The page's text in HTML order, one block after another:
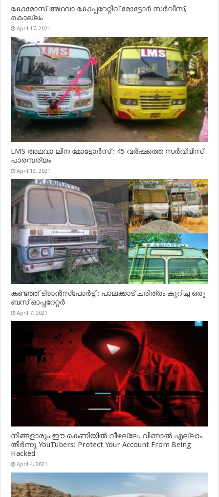
കോമോസ് അഥവാ കോപ്പറേറ്റിവ് മോട്ടോര്‍ സര്‍വീസ്,
കൊല്ലം
April 17, 2021
LMS അഥവാ ലീന മോട്ടോർസ് : 45 വർഷത്തെ സർവ്വീസ്
പാരമ്പര്യം
April 13, 2021
കണ്ടത്ത് ട്രാൻസ്‌പോർട്ട് : പാലക്കാട് ചരിത്രം കുറിച്ച ഒരു
ബസ് ഓപ്പറേറ്റർ
April 7, 2021
നിങ്ങളാരും ഈ കെണിയിൽ വീഴല്ലേ, വീണാൽ എല്ലാം
തീർന്നു YouTubers: Protect Your Account From Being
Hacked
April 4, 2021